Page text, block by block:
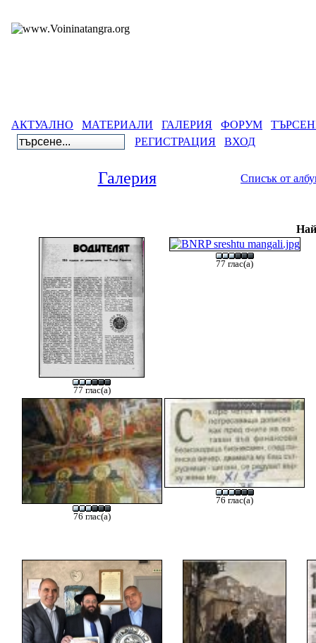
АКТУАЛНО МАТЕРИАЛИ ГАЛЕРИЯ ФОРУМ
РЕГИСТРАЦИЯ
ВХОД
Галерия Списък от
77 глас(а)
77 глас(а)
76 глас(а)
76 глас(а)